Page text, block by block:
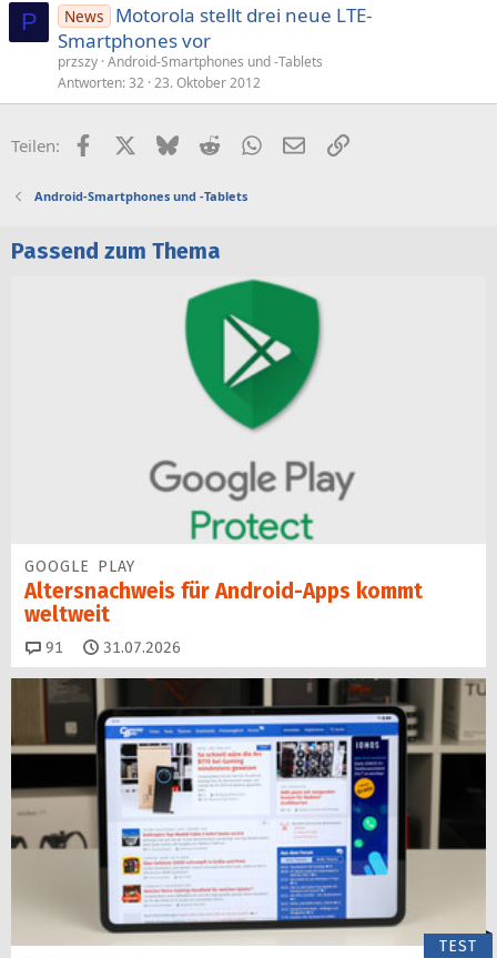
P News
Motorola stellt drei neue LTE-
Smartphones vor
przszy Android-Smartphones und -Tablets
Antworten 32 23. Oktober 2012
Teilen: FacebookX (Twitter)
BlueskyRedditWhatsApp
E-MailLink
Android-Smartphones und -Tablets
Passend zum Thema
GOOGLE PLAY
Altersnachweis für Android-Apps kommt
weltweit
91 Kommentare
31.07.2026
TEST